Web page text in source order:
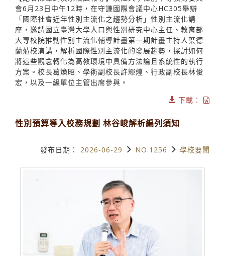
會6月23日中午12時，在守謙國際會議中心HC305舉辦
「國際社會近年性別主流化之趨勢分析」性別主流化講
座，邀請國立臺灣大學人口與性別研究中心主任、教育部
大專校院推動性別主流化輔導計畫第一期計畫主持人葉德
蘭蒞校演講，解析國際性別主流化的發展趨勢，探討如何
將這些觀念轉化為高教環境中具備方法論且系統性的執行
方案。校長葛煥昭、學術副校長許輝煌、行政副校長林俊
宏，以及一級單位主管出席參與。
下載：
性別預算導入校務規劃 林谷峻解析編列須知
發布日期： 2026-06-29 NO.1256 學校要聞